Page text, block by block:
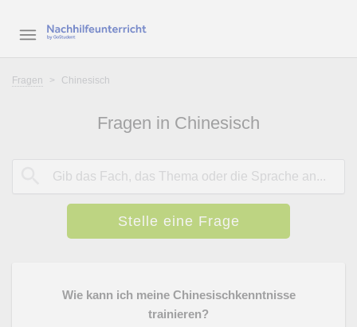
Fragen > Chinesisch
Fragen in Chinesisch
Stelle eine Frage
Wie kann ich meine Chinesischkenntnisse
trainieren?